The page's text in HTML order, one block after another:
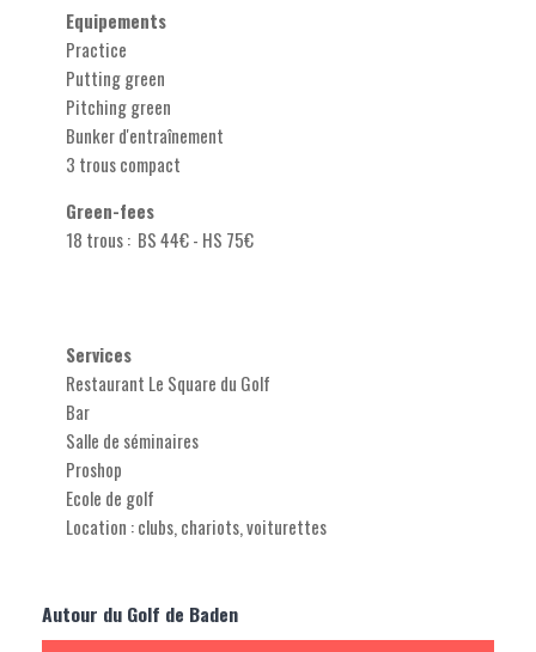
Equipements
Practice
Putting green
Pitching green
Bunker d'entraînement
3 trous compact
Green-fees
18 trous : BS 44€ - HS 75€
Services
Restaurant Le Square du Golf
Bar
Salle de séminaires
Proshop
Ecole de golf
Location : clubs, chariots, voiturettes
Autour du Golf de Baden